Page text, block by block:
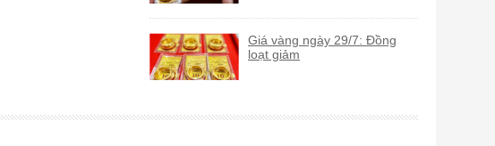
Giá vàng ngày 29/7: Đồng
loạt giảm